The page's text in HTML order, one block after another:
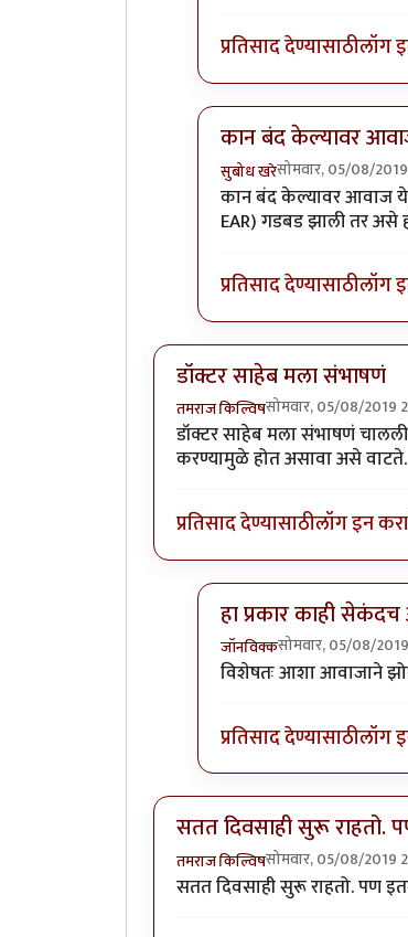
प्रतिसाद देण्यासाठीलॉग
कान बंद केल्यावर
सुबोध खरेसोमवार, 05/08/
In reply toनाही.by
कान बंद केल्यावर आवाज
EAR) गडबड झाली तर
प्रतिसाद देण्यासाठीलॉग
डॉक्टर साहेब मला संभाषणं
तमराज किल्विषसोमवार, 05/08/2019
डॉक्टर साहेब मला संभाषणं
करण्यामुळे होत असावा असे वाटते.
प्रतिसाद देण्यासाठीलॉग इन करा
हा प्रकार काही
जॉनविक्कसोमवार, 05/08/
In reply toडॉक्टर साहेब
विशेषतः आशा आवाजाने
प्रतिसाद देण्यासाठीलॉग
सतत दिवसाही सुरू राहतो.
तमराज किल्विषसोमवार, 05/08/2019
सतत दिवसाही सुरू राहतो. पण